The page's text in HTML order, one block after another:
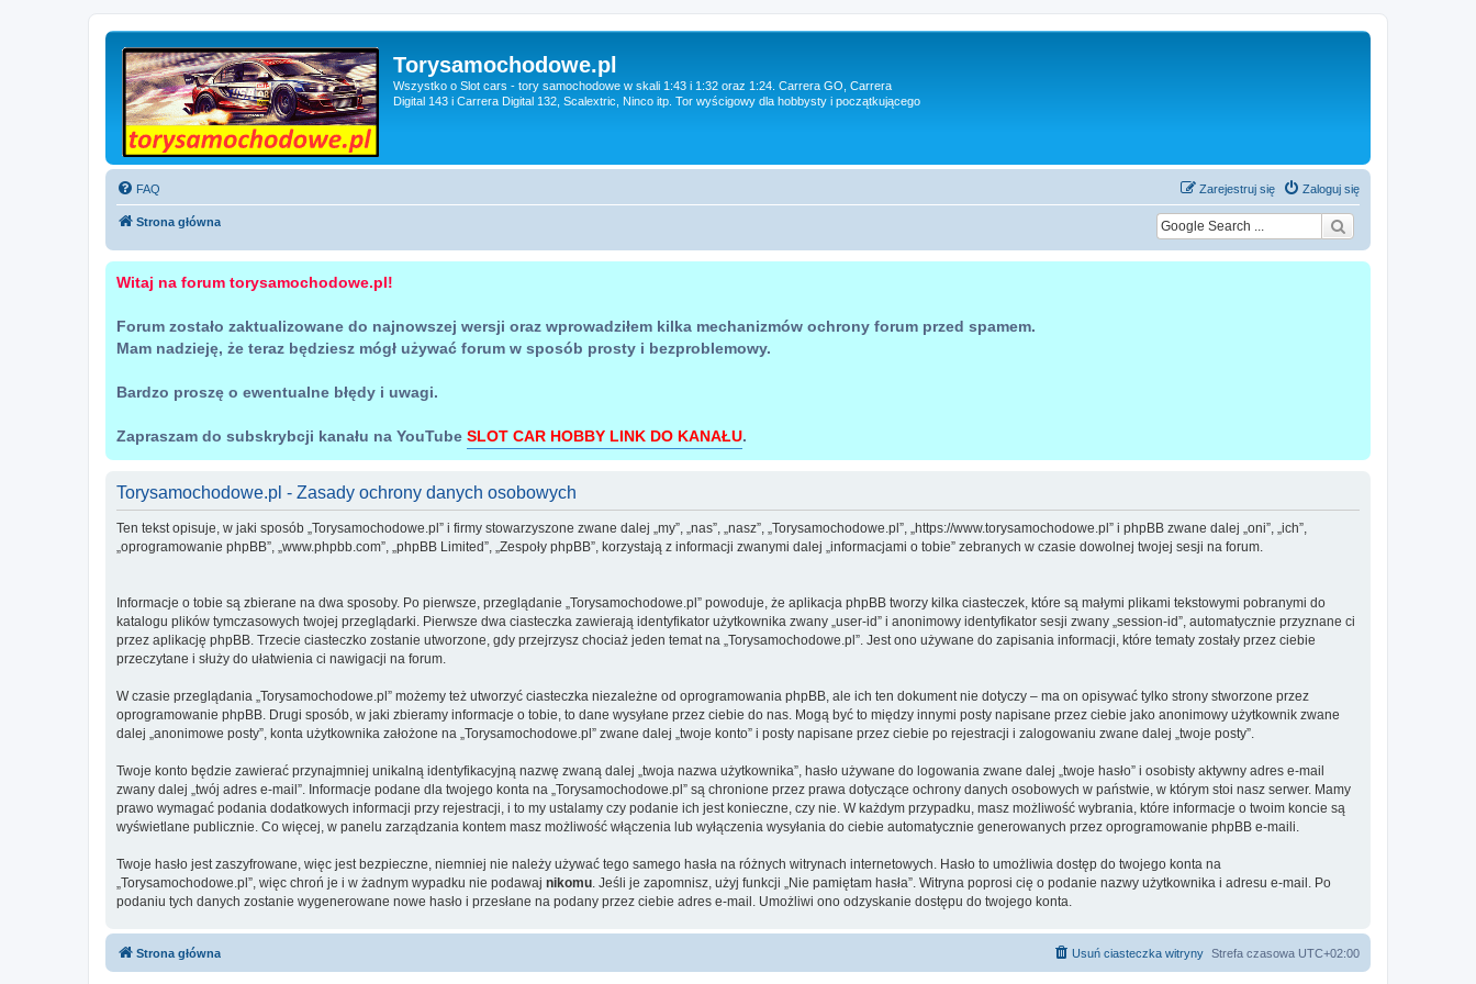
Torysamochodowe.pl
Wszystko o Slot cars - tory samochodowe w skali 1:43 i 1:32 oraz 1:24. Carrera GO, Carrera
Digital 143 i Carrera Digital 132, Scalextric, Ninco itp. Tor wyścigowy dla hobbysty i początkującego
FAQ Zaloguj się
Zarejestruj się
Strona główna
Witaj na forum torysamochodowe.pl!
Forum zostało zaktualizowane do najnowszej wersji oraz wprowadziłem kilka mechanizmów ochrony forum przed spamem.
Mam nadzieję, że teraz będziesz mógł używać forum w sposób prosty i bezproblemowy.
Bardzo proszę o ewentualne błędy i uwagi.
Zapraszam do subskrybcji kanału na YouTube SLOT CAR HOBBY LINK DO KANAŁU.
Torysamochodowe.pl - Zasady ochrony danych osobowych
Ten tekst opisuje, w jaki sposób „Torysamochodowe.pl” i firmy stowarzyszone zwane dalej „my”, „nas”, „nasz”, „Torysamochodowe.pl”, „https://www.torysamochodowe.pl” i phpBB zwane dalej „oni”, „ich”,
„oprogramowanie phpBB”, „www.phpbb.com”, „phpBB Limited”, „Zespoły phpBB”, korzystają z informacji zwanymi dalej „informacjami o tobie” zebranych w czasie dowolnej twojej sesji na forum.
Informacje o tobie są zbierane na dwa sposoby. Po pierwsze, przeglądanie „Torysamochodowe.pl” powoduje, że aplikacja phpBB tworzy kilka ciasteczek, które są małymi plikami tekstowymi pobranymi do
katalogu plików tymczasowych twojej przeglądarki. Pierwsze dwa ciasteczka zawierają identyfikator użytkownika zwany „user-id” i anonimowy identyfikator sesji zwany „session-id”, automatycznie przyznane ci
przez aplikację phpBB. Trzecie ciasteczko zostanie utworzone, gdy przejrzysz chociaż jeden temat na „Torysamochodowe.pl”. Jest ono używane do zapisania informacji, które tematy zostały przez ciebie
przeczytane i służy do ułatwienia ci nawigacji na forum.
W czasie przeglądania „Torysamochodowe.pl” możemy też utworzyć ciasteczka niezależne od oprogramowania phpBB, ale ich ten dokument nie dotyczy – ma on opisywać tylko strony stworzone przez
oprogramowanie phpBB. Drugi sposób, w jaki zbieramy informacje o tobie, to dane wysyłane przez ciebie do nas. Mogą być to między innymi posty napisane przez ciebie jako anonimowy użytkownik zwane
dalej „anonimowe posty”, konta użytkownika założone na „Torysamochodowe.pl” zwane dalej „twoje konto” i posty napisane przez ciebie po rejestracji i zalogowaniu zwane dalej „twoje posty”.
Twoje konto będzie zawierać przynajmniej unikalną identyfikacyjną nazwę zwaną dalej „twoja nazwa użytkownika”, hasło używane do logowania zwane dalej „twoje hasło” i osobisty aktywny adres e-mail
zwany dalej „twój adres e-mail”. Informacje podane dla twojego konta na „Torysamochodowe.pl” są chronione przez prawa dotyczące ochrony danych osobowych w państwie, w którym stoi nasz serwer. Mamy
prawo wymagać podania dodatkowych informacji przy rejestracji, i to my ustalamy czy podanie ich jest konieczne, czy nie. W każdym przypadku, masz możliwość wybrania, które informacje o twoim koncie są
wyświetlane publicznie. Co więcej, w panelu zarządzania kontem masz możliwość włączenia lub wyłączenia wysyłania do ciebie automatycznie generowanych przez oprogramowanie phpBB e-maili.
Twoje hasło jest zaszyfrowane, więc jest bezpieczne, niemniej nie należy używać tego samego hasła na różnych witrynach internetowych. Hasło to umożliwia dostęp do twojego konta na
„Torysamochodowe.pl”, więc chroń je i w żadnym wypadku nie podawaj nikomu. Jeśli je zapomnisz, użyj funkcji „Nie pamiętam hasła”. Witryna poprosi cię o podanie nazwy użytkownika i adresu e-mail. Po
podaniu tych danych zostanie wygenerowane nowe hasło i przesłane na podany przez ciebie adres e-mail. Umożliwi ono odzyskanie dostępu do twojego konta.
Strona główna Strefa czasowa UTC+02:00
Usuń ciasteczka witryny